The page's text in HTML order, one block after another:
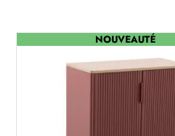
NOUVEAUTÉ